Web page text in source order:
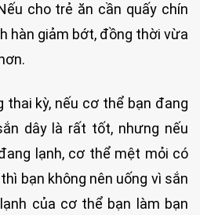
cho trẻ ăn cần quấy chín
hàn giảm bớt, đồng thời vừa
kỳ, nếu cơ thể bạn đang
dây là rất tốt, nhưng nếu
lạnh, cơ thể mệt mỏi có
bạn không nên uống vì sắn
của cơ thể bạn làm bạn